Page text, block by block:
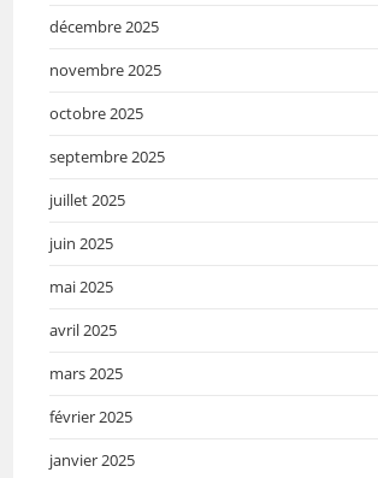
décembre 2025
novembre 2025
octobre 2025
septembre 2025
juillet 2025
juin 2025
mai 2025
avril 2025
mars 2025
février 2025
janvier 2025